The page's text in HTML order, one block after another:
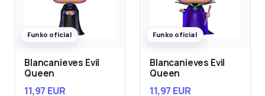
Funko oficial
Blancanieves Evil
Queen
11,97 EUR
Funko oficial
Blancanieves Evil
Queen
11,97 EUR